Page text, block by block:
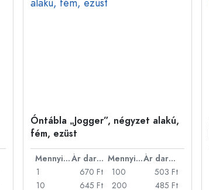
Óntábla „Jogger”, négyzet alakú,
fém, ezüst
Mennyiség Ár darabonként Mennyiség
Ár darabonként
1
670 Ft
10
645 Ft
100
503 Ft
200
485 Ft